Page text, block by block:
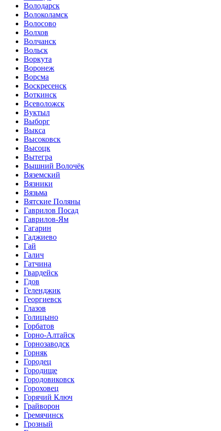
Володарск
Волоколамск
Волосово
Волхов
Волчанск
Вольск
Воркута
Воронеж
Ворсма
Воскресенск
Воткинск
Всеволожск
Вуктыл
Выборг
Выкса
Высоковск
Высоцк
Вытегра
Вышний Волочёк
Вяземский
Вязники
Вязьма
Вятские Поляны
Гаврилов Посад
Гаврилов-Ям
Гагарин
Гаджиево
Гай
Галич
Гатчина
Гвардейск
Гдов
Геленджик
Георгиевск
Глазов
Голицыно
Горбатов
Горно-Алтайск
Горнозаводск
Горняк
Городец
Городище
Городовиковск
Гороховец
Горячий Ключ
Грайворон
Гремячинск
Грозный